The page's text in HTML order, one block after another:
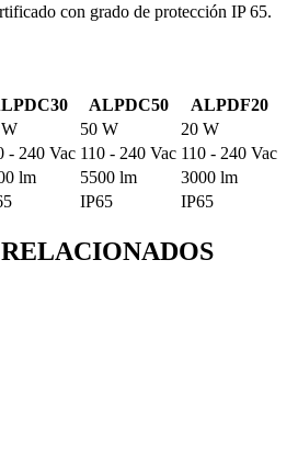
con grado de protección IP 65.
ALPDC50
ALPDF20
50 W
20 W
- 240 Vac 110 - 240 Vac 110 - 240 Vac
lm 5500 lm
3000 lm
IP65 IP65